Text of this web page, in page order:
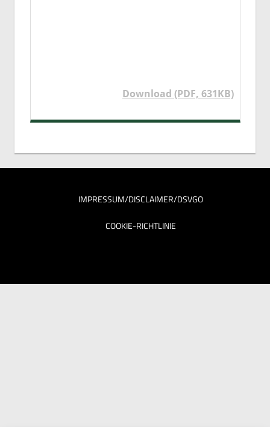
Download (PDF, 631KB)
IMPRESSUM/DISCLAIMER/DSVGO
COOKIE-RICHTLINIE